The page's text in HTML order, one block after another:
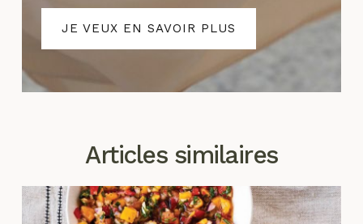
JE VEUX EN SAVOIR PLUS
Articles similaires